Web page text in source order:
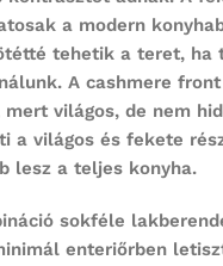
a modern
tehetik a teret, ha
A cashmere
világos, de nem
a világos és fekete
lesz a teljes konyha.
sokféle
enteriőrben